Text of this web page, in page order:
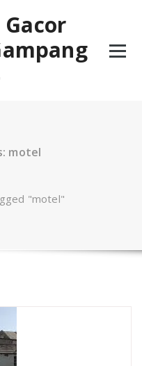
motel
"motel"